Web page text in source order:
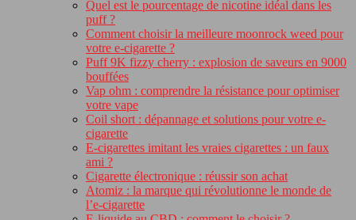
Quel est le pourcentage de nicotine idéal dans les
puff ?
Comment choisir la meilleure moonrock weed pour
votre e-cigarette ?
Puff 9K fizzy cherry : explosion de saveurs en 9000
bouffées
Vap ohm : comprendre la résistance pour optimiser
votre vape
Coil short : dépannage et solutions pour votre e-
cigarette
E-cigarettes imitant les vraies cigarettes : un faux
ami ?
Cigarette électronique : réussir son achat
Atomiz : la marque qui révolutionne le monde de
l’e-cigarette